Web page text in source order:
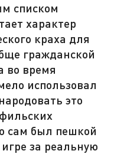
списком
характер
краха для
гражданской
во время
использовал
это
сам был пешкой
за реальную